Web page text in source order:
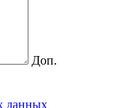
Доп.
данных